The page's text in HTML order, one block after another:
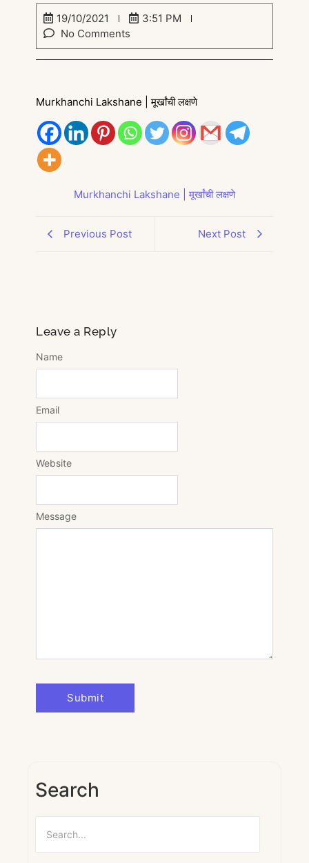
19/10/2021
3:51 PM
No Comments
Murkhanchi Lakshane | मूर्खांची लक्षणे
Murkhanchi Lakshane | मूर्खांची लक्षणे
Previous Post Next Post
Leave a Reply
Message
Name
Email
Website
Search